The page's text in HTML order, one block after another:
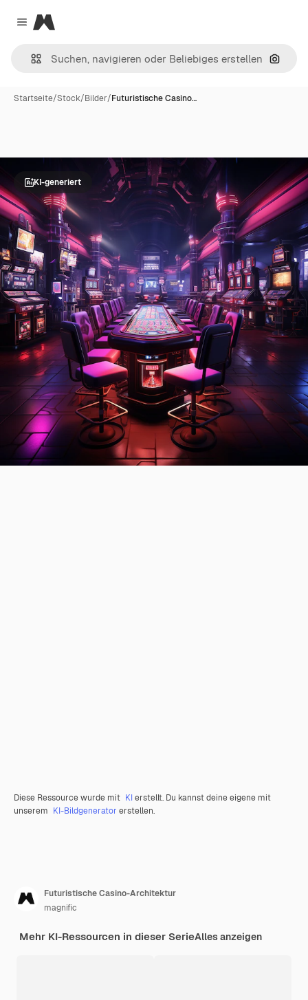
Close menu
Magnific
Nach
Startseite/Stock/Bilder/Futuristische Casino…
KI-generiert
Diese Ressource wurde mit KIerstellt. Du kannst deine eigene mit
unserem KI-Bildgenerator erstellen.
Futuristische Casino-Architektur
magnific
Mehr KI-Ressourcen in dieser SerieAlles anzeigen